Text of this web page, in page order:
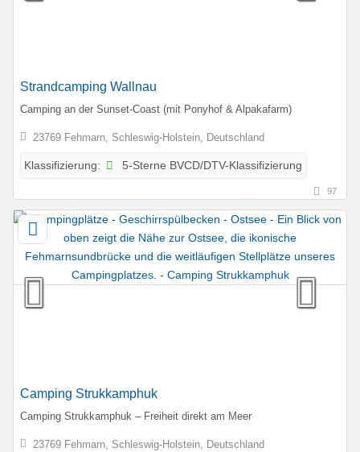
Strandcamping Wallnau
Camping an der Sunset-Coast (mit Ponyhof & Alpakafarm)
23769 Fehmarn, Schleswig-Holstein, Deutschland
Klassifizierung: 5-Sterne BVCD/DTV-Klassifizierung
97
Camping Strukkamphuk
Camping Strukkamphuk – Freiheit direkt am Meer
23769 Fehmarn, Schleswig-Holstein, Deutschland